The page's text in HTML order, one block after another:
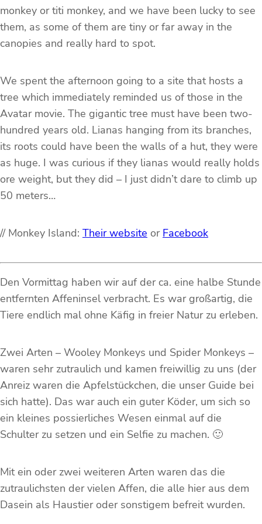
monkey or titi monkey, and we have been lucky to see
them, as some of them are tiny or far away in the
canopies and really hard to spot.
We spent the afternoon going to a site that hosts a
tree which immediately reminded us of those in the
Avatar movie. The gigantic tree must have been two-
hundred years old. Lianas hanging from its branches,
its roots could have been the walls of a hut, they were
as huge. I was curious if they lianas would really holds
ore weight, but they did – I just didn’t dare to climb up
50 meters…
// Monkey Island: Their website or Facebook
Den Vormittag haben wir auf der ca. eine halbe Stunde
entfernten Affeninsel verbracht. Es war großartig, die
Tiere endlich mal ohne Käfig in freier Natur zu erleben.
Zwei Arten – Wooley Monkeys und Spider Monkeys –
waren sehr zutraulich und kamen freiwillig zu uns (der
Anreiz waren die Apfelstückchen, die unser Guide bei
sich hatte). Das war auch ein guter Köder, um sich so
ein kleines possierliches Wesen einmal auf die
Schulter zu setzen und ein Selfie zu machen. 🙂
Mit ein oder zwei weiteren Arten waren das die
zutraulichsten der vielen Affen, die alle hier aus dem
Dasein als Haustier oder sonstigem befreit wurden.